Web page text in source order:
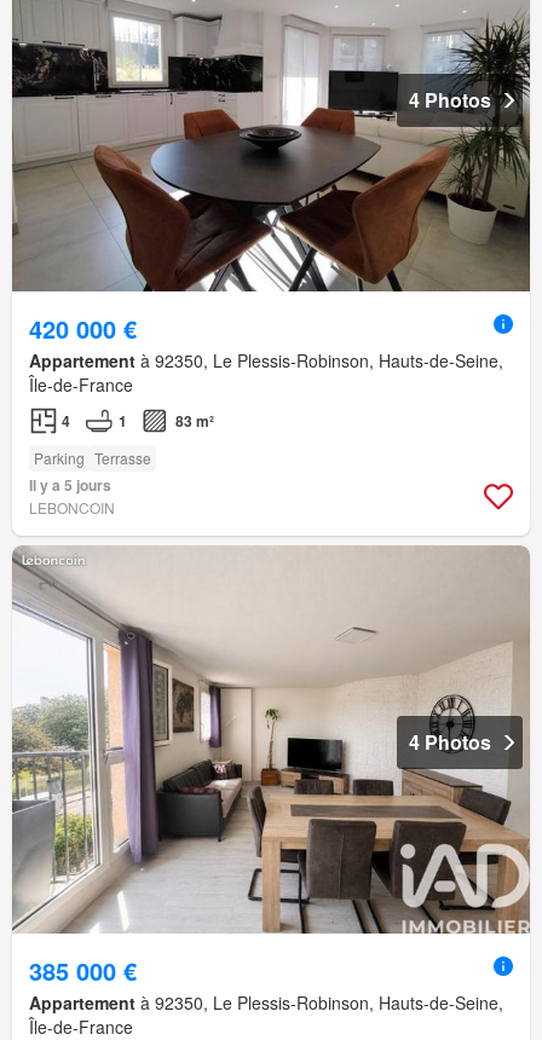
4 Photos
420 000 €
Appartement à 92350, Le Plessis-Robinson, Hauts-de-Seine,
Île-de-France
4 1 83 m²
Parking Terrasse
Il y a 5 jours
LEBONCOIN
4 Photos
385 000 €
Appartement à 92350, Le Plessis-Robinson, Hauts-de-Seine,
Île-de-France